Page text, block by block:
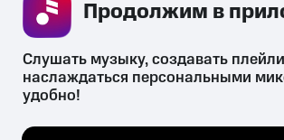
СКАЧАТЬ
психотропных веществ, их аналогов
Слушать музыку, создавать
наслаждаться персональными
удобно!